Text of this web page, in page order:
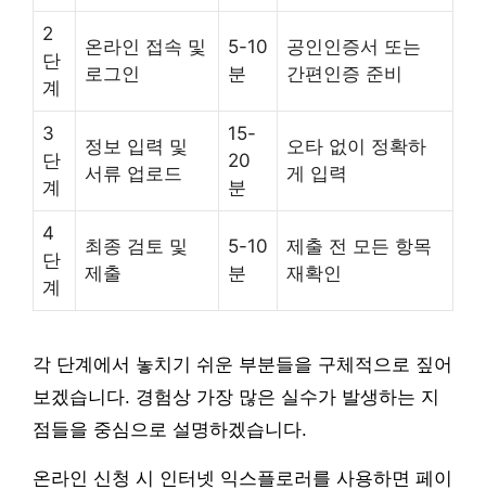
2
단
계
온라인 접속 및
로그인
5-10
분
공인인증서 또는
간편인증 준비
3
단
계
정보 입력 및
서류 업로드
15-
20
분
오타 없이 정확하
게 입력
4
단
계
최종 검토 및
제출
5-10
분
제출 전 모든 항목
재확인
각 단계에서 놓치기 쉬운 부분들을 구체적으로 짚어
보겠습니다. 경험상 가장 많은 실수가 발생하는 지
점들을 중심으로 설명하겠습니다.
온라인 신청 시 인터넷 익스플로러를 사용하면 페이